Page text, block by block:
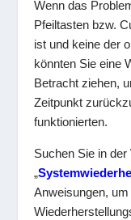
Wenn das
Pfeiltasten bzw.
ist und keine der
könnten Sie eine
Betracht ziehen,
Zeitpunkt
funktionierten.
Suchen Sie in
„
Anweisungen,